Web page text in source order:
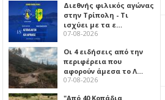
Διεθνής φιλικός αγώνας
στην Τρίπολη - Τι
ισχύει με τα ε…
07-08-2026
Οι 4 ειδήσεις από την
περιφέρεια που
αφορούν άμεσα το Λ…
07-08-2026
"Από 40 Κοπάδια